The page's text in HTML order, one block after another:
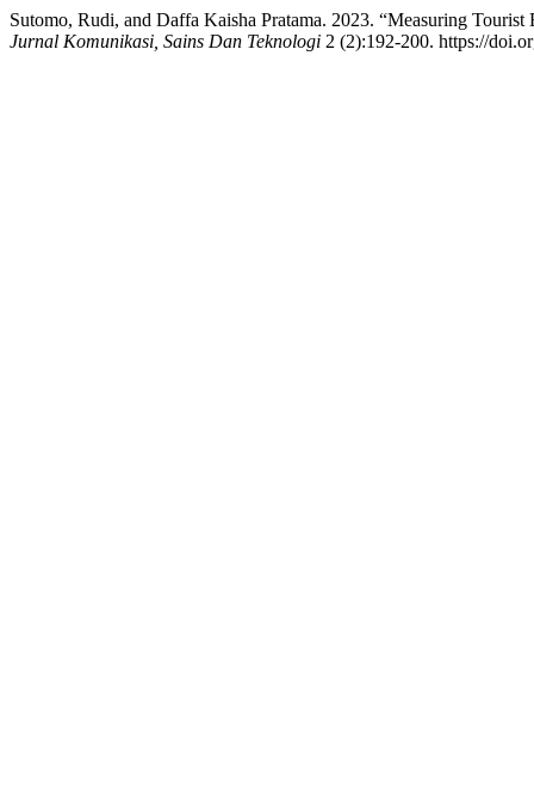
Sutomo, Rudi, and Daffa Kaisha Pratama. 2023. “Measuring
Jurnal Komunikasi, Sains Dan Teknologi 2 (2):192-200. https://